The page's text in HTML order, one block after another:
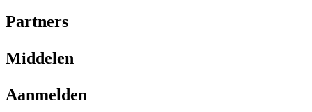
Partners​​
Middelen​​
Aanmelden​​